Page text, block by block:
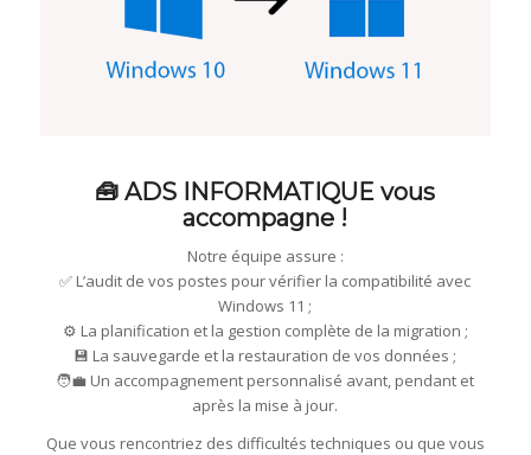
🧰 ADS INFORMATIQUE vous
accompagne !
Notre équipe assure :
✅ L’audit de vos postes pour vérifier la compatibilité avec
Windows 11 ;
⚙️ La planification et la gestion complète de la migration ;
💾 La sauvegarde et la restauration de vos données ;
🧑‍💼 Un accompagnement personnalisé avant, pendant et
après la mise à jour.
Que vous rencontriez des difficultés techniques ou que vous